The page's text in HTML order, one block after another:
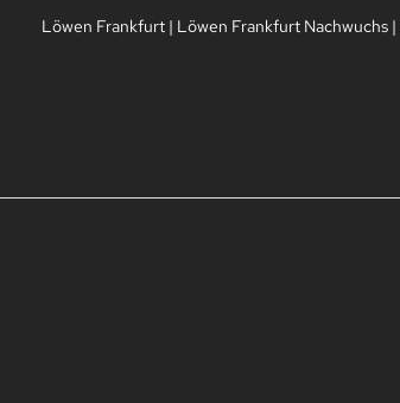
Löwen Frankfurt | Löwen Frankfurt Nachwuchs |